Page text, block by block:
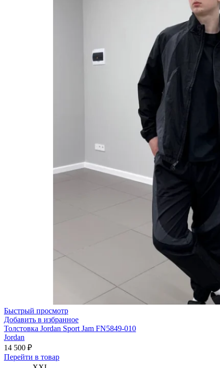
Быстрый просмотр
Добавить в избранное
Толстовка Jordan Sport Jam FN5849-010
Jordan
14 500 ₽
Перейти в товарЭтот